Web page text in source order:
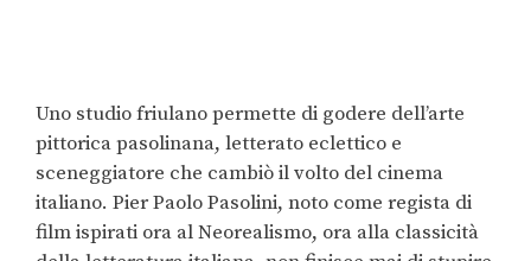
Uno studio friulano permette di godere dell’arte
pittorica pasolinana, letterato eclettico e
sceneggiatore che cambiò il volto del cinema
italiano. Pier Paolo Pasolini, noto come regista di
film ispirati ora al Neorealismo, ora alla classicità